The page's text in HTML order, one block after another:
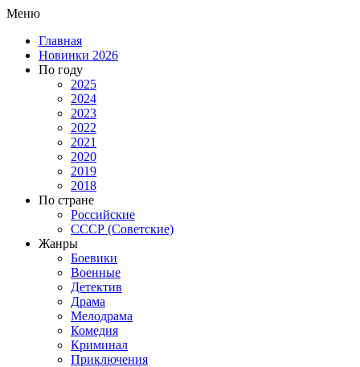
Меню
Главная
Новинки 2026
По году
2025
2024
2023
2022
2021
2020
2019
2018
По стране
Российские
СССР (Советские)
Жанры
Боевики
Военные
Детектив
Драма
Мелодрама
Комедия
Криминал
Приключения